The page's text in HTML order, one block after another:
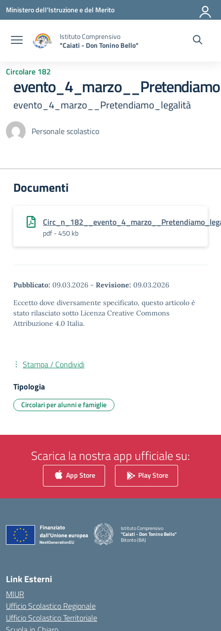
Vai ai contenuti
Vai al menu di navigazione
Vai al footer
Ministero dell'Istruzione e del Merito
Istituto Comprensivo
"Caiati - Don Tonino Bello"
Circolare 182
evento_4_marzo__Pretendiamo_legalità
Personale scolastico
Documenti
pdf - 450 kb
Pubblicato: 09.03.2026 - Revisione: 09.03.2026
Eccetto dove diversamente specificato, questo articolo è
stato rilasciato sotto Licenza Creative Commons
Attribuzione 4.0 Italia.
Stampa / Condividi
Tipologia
Circolari per alunni e famiglie
Scarica la nostra app ufficiale su:
App Store Play Store
Istituto Comprensivo
"Caiati - Don Tonino Bello"
Bitonto (BA)
Link Esterni
MIUR
Ufficio Scolastico Regionale
Ufficio Scolastico Territoriale